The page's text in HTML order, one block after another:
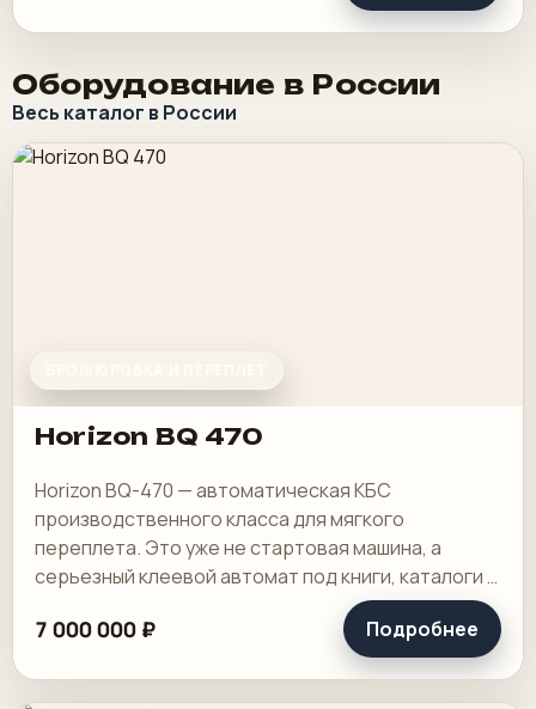
Оборудование в России
Весь каталог в России
Horizon BQ 470
Horizon BQ-470 — автоматическая КБС
производственного класса для мягкого
переплета. Это уже не стартовая машина, а
серьезный клеевой автомат под книги, каталоги и
толстые журналы, где нужна ровная обработка
корешка и.
7 000 000 ₽ Подробнее